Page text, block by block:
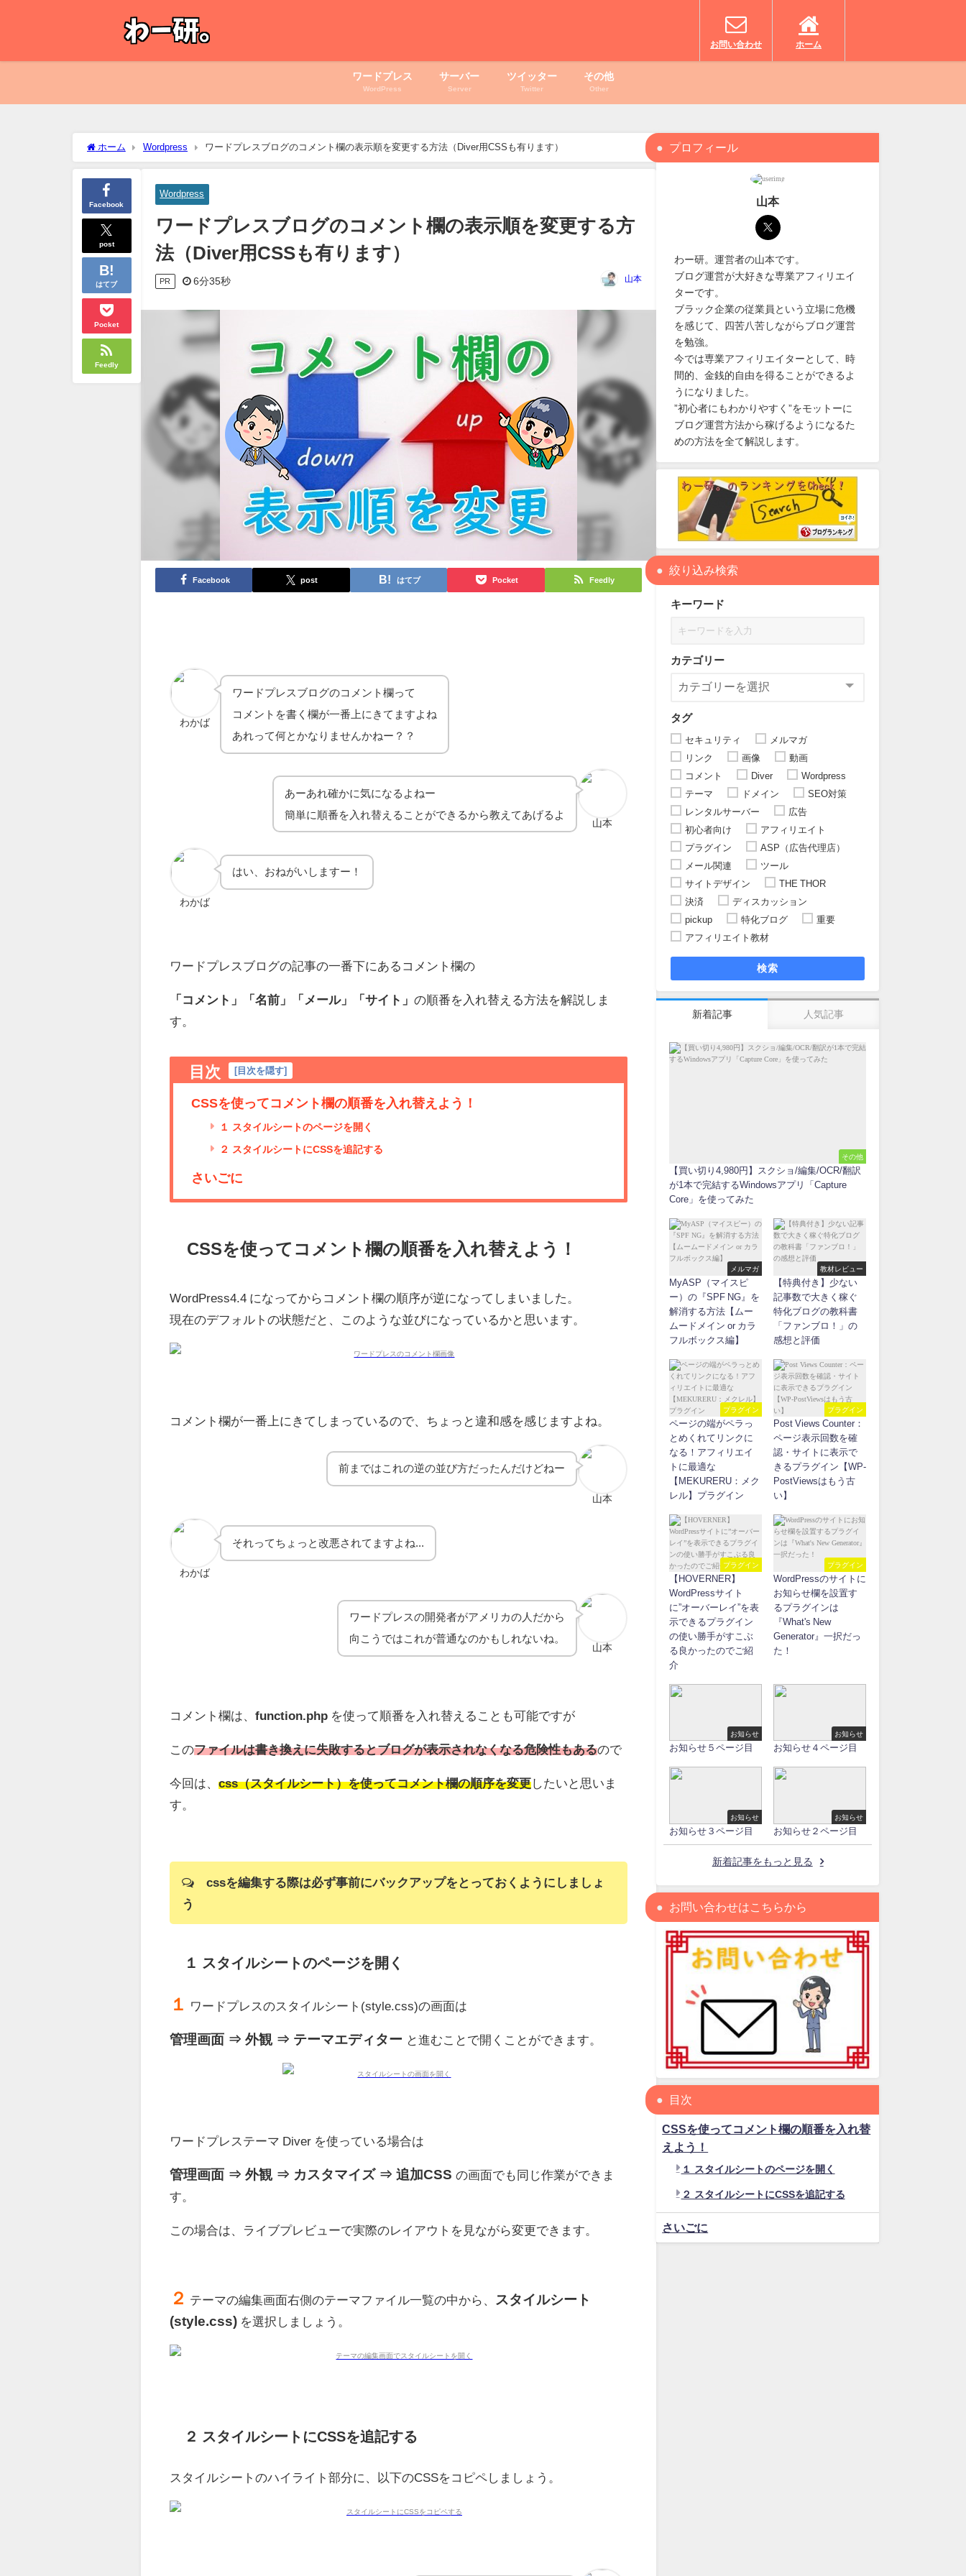
お問い合わせ ホーム
ワードプレス
WordPress
サーバー
Server
ツイッター
Twitter
その他
Other
ホーム Wordpress ワードプレスブログのコメント欄の表示順を変更する方法（Diver用CSSも有ります）
Facebook
post
はてブ
Pocket
Feedly
Wordpress
ワードプレスブログのコメント欄の表示順を変更する方
法（Diver用CSSも有ります）
PR 6分35秒 山本
Facebook post はてブ Pocket Feedly
わかば
ワードプレスブログのコメント欄って
コメントを書く欄が一番上にきてますよね
あれって何とかなりませんかねー？？
山本
あーあれ確かに気になるよねー
簡単に順番を入れ替えることができるから教えてあげるよ
わかば
はい、おねがいしますー！
ワードプレスブログの記事の一番下にあるコメント欄の
「コメント」「名前」「メール」「サイト」 の順番を入れ替える方法を解説しま
す。
目次 [目次を隠す]
CSSを使ってコメント欄の順番を入れ替えよう！
１ スタイルシートのページを開く
２ スタイルシートにCSSを追記する
さいごに
CSSを使ってコメント欄の順番を入れ替えよう！
WordPress4.4 になってからコメント欄の順序が逆になってしまいました。
現在のデフォルトの状態だと、このような並びになっているかと思います。
コメント欄が一番上にきてしまっているので、ちょっと違和感を感じますよね。
山本
前まではこれの逆の並び方だったんだけどねー
わかば
それってちょっと改悪されてますよね...
山本
ワードプレスの開発者がアメリカの人だから
向こうではこれが普通なのかもしれないね。
コメント欄は、 function.phpを使って順番を入れ替えることも可能ですが
このファイルは書き換えに失敗するとブログが表示されなくなる危険性もあるので
今回は、 css（スタイルシート）を使ってコメント欄の順序を変更したいと思いま
す。
cssを編集する際は必ず事前にバックアップをとっておくようにしましょ
う
１ スタイルシートのページを開く
１ ワードプレスのスタイルシート(style.css)の画面は
管理画面 ⇒ 外観 ⇒ テーマエディター と進むことで開くことができます。
ワードプレステーマ Diver を使っている場合は
管理画面 ⇒ 外観 ⇒ カスタマイズ ⇒ 追加CSS の画面でも同じ作業ができま
す。
この場合は、ライブプレビューで実際のレイアウトを見ながら変更できます。
２ テーマの編集画面右側のテーマファイル一覧の中から、
スタイルシート
(style.css)を選択しましょう。
２ スタイルシートにCSSを追記する
スタイルシートのハイライト部分に、以下のCSSをコピペしましょう。
プロフィール
山本
わー研。運営者の山本です。
ブログ運営が大好きな専業アフィリエイ
ターです。
ブラック企業の従業員という立場に危機
を感じて、四苦八苦しながらブログ運営
を勉強。
今では専業アフィリエイターとして、時
間的、金銭的自由を得ることができるよ
うになりました。
”初心者にもわかりやすく”をモットーに
ブログ運営方法から稼げるようになるた
めの方法を全て解説します。
絞り込み検索
キーワード
カテゴリー
タグ
セキュリティ
メルマガ
リンク
画像
動画
コメント
Diver
Wordpress
テーマ
ドメイン
SEO対策
レンタルサーバー
広告
初心者向け
アフィリエイト
プラグイン
ASP（広告代理店）
メール関連
ツール
サイトデザイン
THE THOR
決済
ディスカッション
pickup
特化ブログ
重要
アフィリエイト教材
検索
新着記事 人気記事
その他
【買い切り4,980円】スクショ/編集/OCR/翻訳
が1本で完結するWindowsアプリ「Capture
Core」を使ってみた
メルマガ
MyASP（マイスピ
ー）の『SPF NG』を
解消する方法【ムー
ムードメイン or カラ
フルボックス編】
教材レビュー
【特典付き】少ない
記事数で大きく稼ぐ
特化ブログの教科書
「ファンブロ！」の
感想と評価
プラグイン
ページの端がペラっ
とめくれてリンクに
なる！アフィリエイ
トに最適な
【MEKURERU：メク
レル】プラグイン
プラグイン
Post Views Counter：
ページ表示回数を確
認・サイトに表示で
きるプラグイン【WP-
PostViewsはもう古
い】
プラグイン
【HOVERNER】
WordPressサイト
に”オーバーレイ”を表
示できるプラグイン
の使い勝手がすこぶ
る良かったのでご紹
介
プラグイン
WordPressのサイトに
お知らせ欄を設置す
るプラグインは
『What's New
Generator』一択だっ
た！
お知らせ
お知らせ５ページ目
お知らせ
お知らせ４ページ目
お知らせ
お知らせ３ページ目
お知らせ
お知らせ２ページ目
新着記事をもっと見る
お問い合わせはこちらから
目次
CSSを使ってコメント欄の順番を入れ替
えよう！
１ スタイルシートのページを開く
２ スタイルシートにCSSを追記する
さいごに